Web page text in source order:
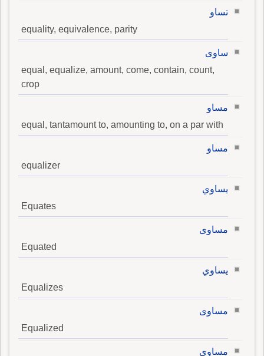
تساو
equality, equivalence, parity
ساوى
equal, equalize, amount, come, contain, count,
crop
مساو
equal, tantamount to, amounting to, on a par with
مساو
equalizer
يساوي
Equates
مساوى
Equated
يساوي
Equalizes
مساوى
Equalized
مساوي